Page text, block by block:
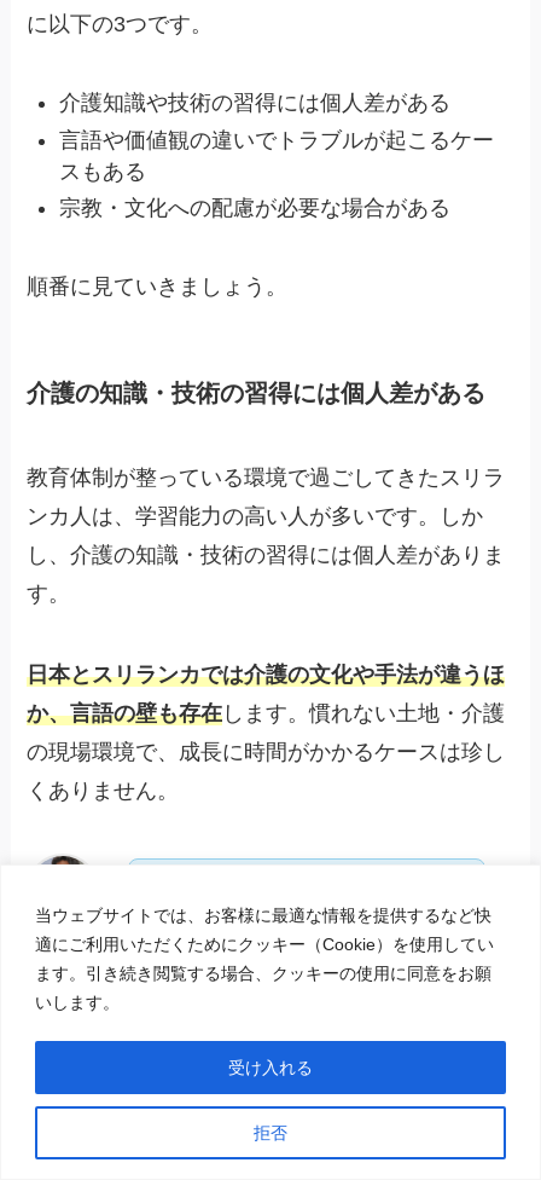
当ウェブサイトでは、お客様に最適な情報を提供するなど快
適にご利用いただくためにクッキー（Cookie）を使用してい
ます。引き続き閲覧する場合、クッキーの使用に同意をお願
いします。
拒否
受け入れる
に以下の3つです。
介護知識や技術の習得には個人差がある
言語や価値観の違いでトラブルが起こるケー
スもある
宗教・文化への配慮が必要な場合がある
順番に見ていきましょう。
介護の知識・技術の習得には個人差がある
教育体制が整っている環境で過ごしてきたスリラ
ンカ人は、学習能力の高い人が多いです。しか
し、介護の知識・技術の習得には個人差がありま
す。
日本とスリランカでは介護の文化や手法が違うほ
か、言語の壁も存在 します。慣れない土地・介護
の現場環境で、成長に時間がかかるケースは珍し
くありません。
猪口 裕介
ひとりの学習ペースに合わせた指
導を進めましょう。
なお、なかには日本語がうまく話せないスリラン
カ人もいます。以下の記事では、日本語が話せな
い外国人労働者との接し方を解説しているので、